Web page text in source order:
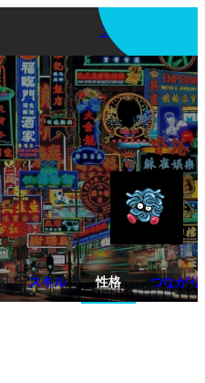
アプリを使う
スキル 性格 つながり